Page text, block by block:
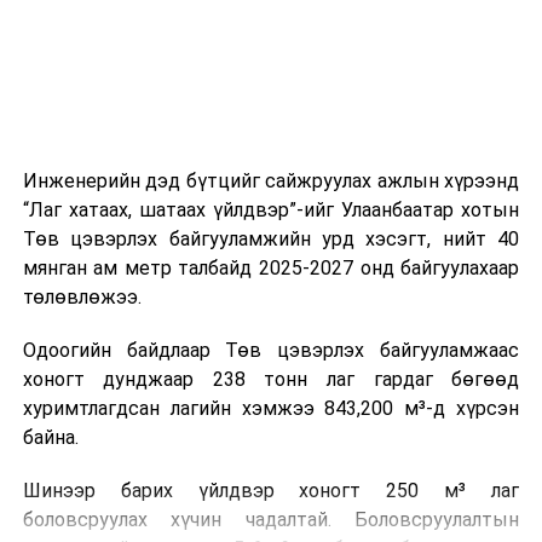
өдөр тутмын ажлын бэлэн байдлыг хангах зэрэг
практик ур чадварыг сургалтын хөтөлбөрт тусгажээ.
Сургалтыг танилцуулах лекц, асуулт-хариулт,
жишээнд суурилсан сургалт, багаар ажиллах дасгал,
танилцах, онцгой нөхцөлд ажиллах дадлага зэрэг
онол, практик хосолсон хэлбэрээр зохион байгуулж
байна.
зохион байгуулах Үндэсний хорооны Ажлын алба,
Нийслэлийн тээврийн газар, Автотээврийн үндэсний
Инженерийн дэд бүтцийг сайжруулах ажлын хүрээнд
“Лаг хатаах, шатаах үйлдвэр”-ийг Улаанбаатар хотын
Төв цэвэрлэх байгууламжийн урд хэсэгт, нийт 40
мянган ам метр талбайд 2025-2027 онд байгуулахаар
төлөвлөжээ.
Одоогийн байдлаар Төв цэвэрлэх байгууламжаас
хоногт дунджаар 238 тонн лаг гардаг бөгөөд
хуримтлагдсан лагийн хэмжээ 843,200 м³-д хүрсэн
байна.
Шинээр барих үйлдвэр хоногт 250 м³ лаг
боловсруулах хүчин чадалтай. Боловсруулалтын